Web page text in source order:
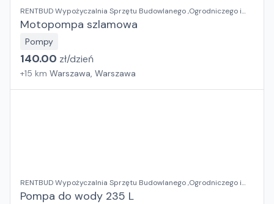
RENTBUD Wypożyczalnia Sprzętu Budowlanego ,Ogrodniczego i
Elektronarzędzi
Motopompa szlamowa
Pompy
140.00 zł/dzień
+15 km Warszawa, Warszawa
RENTBUD Wypożyczalnia Sprzętu Budowlanego ,Ogrodniczego i
Elektronarzędzi
Pompa do wody 235 L